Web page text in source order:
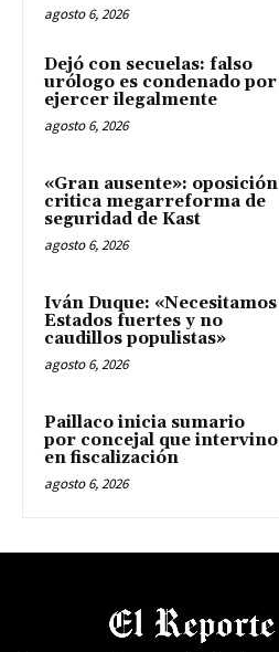
agosto 6, 2026
Dejó con secuelas: falso
urólogo es condenado por
ejercer ilegalmente
agosto 6, 2026
«Gran ausente»: oposición
critica megarreforma de
seguridad de Kast
agosto 6, 2026
Iván Duque: «Necesitamos
Estados fuertes y no
caudillos populistas»
agosto 6, 2026
Paillaco inicia sumario
por concejal que intervino
en fiscalización
agosto 6, 2026